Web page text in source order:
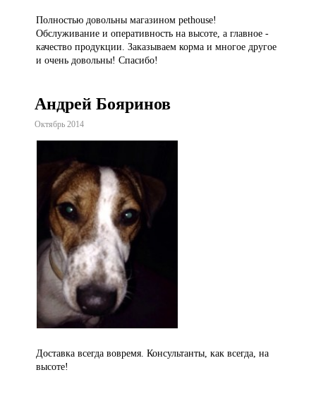
Полностью довольны магазином pethouse!
Обслуживание и оперативность на высоте, а главное -
качество продукции. Заказываем корма и многое другое
и очень довольны! Спасибо!
Андрей Бояринов
Октябрь 2014
Доставка всегда вовремя. Консультанты, как всегда, на
высоте!